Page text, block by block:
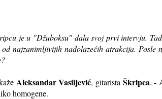
je u "Džuboksu" dala svoj prvi intervju.
najzanimljivijih nadolazećih atrakcija.
Aleksandar Vasiljević, gitarista Škripca. -
homogene.